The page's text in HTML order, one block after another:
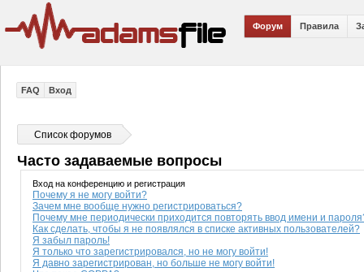
Форум Правила
FAQ Вход
Список форумов
Часто задаваемые вопросы
Вход на конференцию и регистрация
Почему я не могу войти?
Зачем мне вообще нужно регистрироваться?
Почему мне периодически приходится повторять ввод имени и
Как сделать, чтобы я не появлялся в списке активных пользователей?
Я забыл пароль!
Я только что зарегистрировался, но не могу войти!
Я давно зарегистрирован, но больше не могу войти!